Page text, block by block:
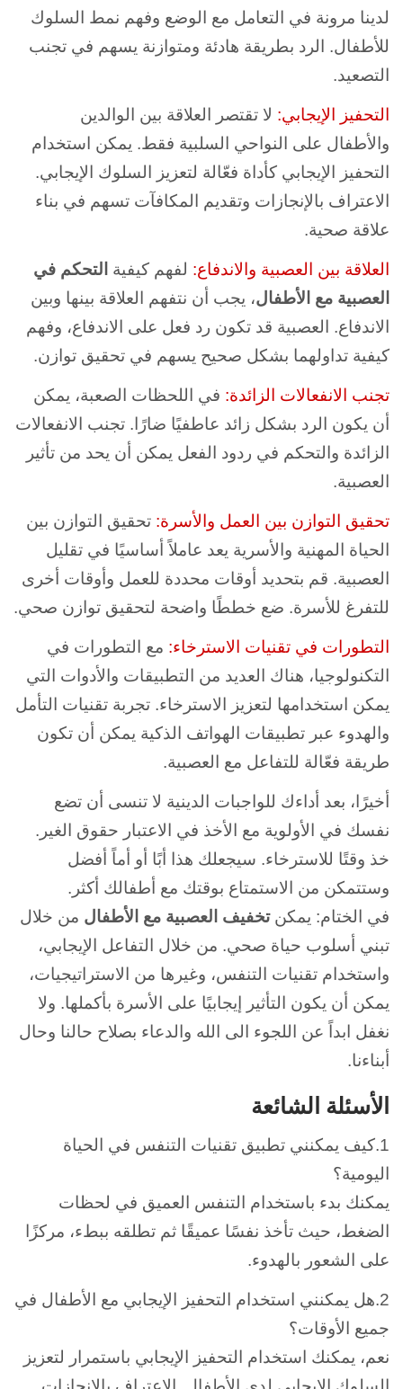
لدينا مرونة في التعامل مع الوضع وفهم نمط السلوك
للأطفال. الرد بطريقة هادئة ومتوازنة يسهم في تجنب
التصعيد.
التحفيز الإيجابي: لا تقتصر العلاقة بين الوالدين
والأطفال على النواحي السلبية فقط. يمكن استخدام
التحفيز الإيجابي كأداة فعّالة لتعزيز السلوك الإيجابي.
الاعتراف بالإنجازات وتقديم المكافآت تسهم في بناء
علاقة صحية.
العلاقة بين العصبية والاندفاع: لفهم كيفية التحكم في
العصبية مع الأطفال، يجب أن نتفهم العلاقة بينها وبين
الاندفاع. العصبية قد تكون رد فعل على الاندفاع، وفهم
كيفية تداولهما بشكل صحيح يسهم في تحقيق توازن.
تجنب الانفعالات الزائدة: في اللحظات الصعبة، يمكن
أن يكون الرد بشكل زائد عاطفيًا ضارًا. تجنب الانفعالات
الزائدة والتحكم في ردود الفعل يمكن أن يحد من تأثير
العصبية.
تحقيق التوازن بين العمل والأسرة: تحقيق التوازن بين
الحياة المهنية والأسرية يعد عاملاً أساسيًا في تقليل
العصبية. قم بتحديد أوقات محددة للعمل وأوقات أخرى
للتفرغ للأسرة. ضع خططًا واضحة لتحقيق توازن صحي.
التطورات في تقنيات الاسترخاء: مع التطورات في
التكنولوجيا، هناك العديد من التطبيقات والأدوات التي
يمكن استخدامها لتعزيز الاسترخاء. تجربة تقنيات التأمل
والهدوء عبر تطبيقات الهواتف الذكية يمكن أن تكون
طريقة فعّالة للتفاعل مع العصبية.
أخيرًا، بعد أداءك للواجبات الدينية لا تنسى أن تضع
نفسك في الأولوية مع الأخذ في الاعتبار حقوق الغير.
خذ وقتًا للاسترخاء. سيجعلك هذا أبًا أو أماً أفضل
وستتمكن من الاستمتاع بوقتك مع أطفالك أكثر.
في الختام: يمكن تخفيف العصبية مع الأطفال من خلال
تبني أسلوب حياة صحي. من خلال التفاعل الإيجابي،
واستخدام تقنيات التنفس، وغيرها من الاستراتيجيات،
يمكن أن يكون التأثير إيجابيًا على الأسرة بأكملها. ولا
نغفل ابداً عن اللجوء الى الله والدعاء بصلاح حالنا وحال
أبناءنا.
الأسئلة الشائعة
1.كيف يمكنني تطبيق تقنيات التنفس في الحياة
اليومية؟
يمكنك بدء باستخدام التنفس العميق في لحظات
الضغط، حيث تأخذ نفسًا عميقًا ثم تطلقه ببطء، مركزًا
على الشعور بالهدوء.
2.هل يمكنني استخدام التحفيز الإيجابي مع الأطفال في
جميع الأوقات؟
نعم، يمكنك استخدام التحفيز الإيجابي باستمرار لتعزيز